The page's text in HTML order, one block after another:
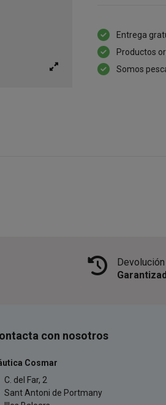
Entrega
Productos
Somos
Devolución
con nosotros
Cosmar
C. del Far, 2
Sant Antoni de Portmany